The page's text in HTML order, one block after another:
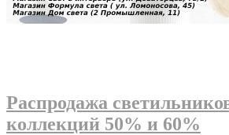
Распродажа
коллекций 50% и 60%